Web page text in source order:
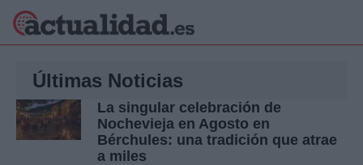
Política
Ciencia y
Últimas Noticias
La singular celebración de
Nochevieja en Agosto en
Bérchules: una tradición que atrae
a miles